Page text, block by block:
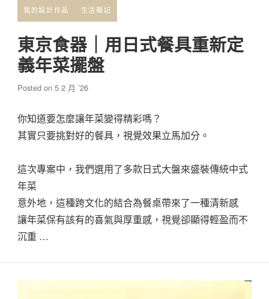
我的設計作品 生活雜記
東京食器｜用日式餐具重新定
義年菜擺盤
Posted on5 2 月 ’26
你知道要怎麼讓年菜變得精彩嗎？
其實只要挑對好的餐具，視覺效果立馬加分。
這次專案中，我們選用了多款日式大盤來盛裝傳統中式
年菜
意外地，這種跨文化的結合為餐桌帶來了一種清新感
讓年菜保有該有的喜氣與厚重感，視覺卻顯得輕盈而不
沉重 …